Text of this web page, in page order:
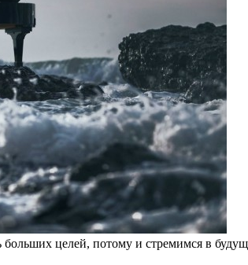
целей, потому и стремимся в